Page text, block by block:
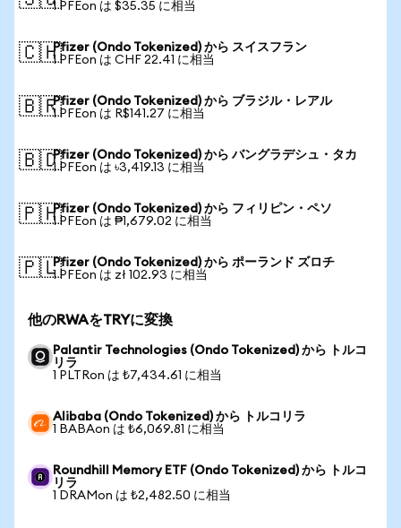
1 PFEon は $35.35 に相当
🇨🇭Pfizer (Ondo Tokenized) から スイスフラン
1 PFEon は CHF 22.41 に相当
🇧🇷Pfizer (Ondo Tokenized) から ブラジル・レアル
1 PFEon は R$141.27 に相当
🇧🇩Pfizer (Ondo Tokenized) から バングラデシュ・タカ
1 PFEon は ৳3,419.13 に相当
🇵🇭Pfizer (Ondo Tokenized) から フィリピン・ペソ
1 PFEon は ₱1,679.02 に相当
🇵🇱Pfizer (Ondo Tokenized) から ポーランド ズロチ
1 PFEon は zł 102.93 に相当
他のRWAをTRYに変換
Palantir Technologies (Ondo Tokenized) から トルコ
リラ
1 PLTRon は ₺7,434.61 に相当
Alibaba (Ondo Tokenized) から トルコリラ
1 BABAon は ₺6,069.81 に相当
Roundhill Memory ETF (Ondo Tokenized) から トルコ
リラ
1 DRAMon は ₺2,482.50 に相当